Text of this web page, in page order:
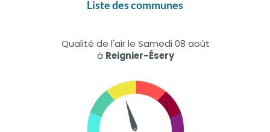
Liste des communes